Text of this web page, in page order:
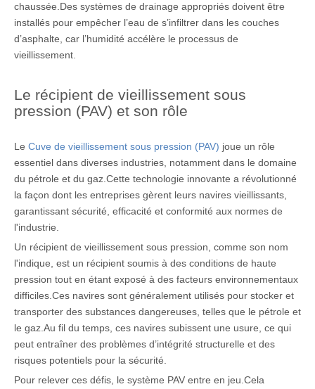
chaussée.Des systèmes de drainage appropriés doivent être
installés pour empêcher l’eau de s’infiltrer dans les couches
d’asphalte, car l’humidité accélère le processus de
vieillissement.
Le récipient de vieillissement sous
pression (PAV) et son rôle
Le Cuve de vieillissement sous pression (PAV) joue un rôle
essentiel dans diverses industries, notamment dans le domaine
du pétrole et du gaz.Cette technologie innovante a révolutionné
la façon dont les entreprises gèrent leurs navires vieillissants,
garantissant sécurité, efficacité et conformité aux normes de
l'industrie.
Un récipient de vieillissement sous pression, comme son nom
l'indique, est un récipient soumis à des conditions de haute
pression tout en étant exposé à des facteurs environnementaux
difficiles.Ces navires sont généralement utilisés pour stocker et
transporter des substances dangereuses, telles que le pétrole et
le gaz.Au fil du temps, ces navires subissent une usure, ce qui
peut entraîner des problèmes d’intégrité structurelle et des
risques potentiels pour la sécurité.
Pour relever ces défis, le système PAV entre en jeu.Cela